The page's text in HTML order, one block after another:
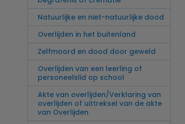
Natuurlijke en niet-natuurlijke dood
Overlijden in het buitenland
Zelfmoord en dood door geweld
Overlijden van een leerling of
personeelslid op school
Akte van overlijden/Verklaring van
overlijden of uittreksel van de akte
van Overlijden